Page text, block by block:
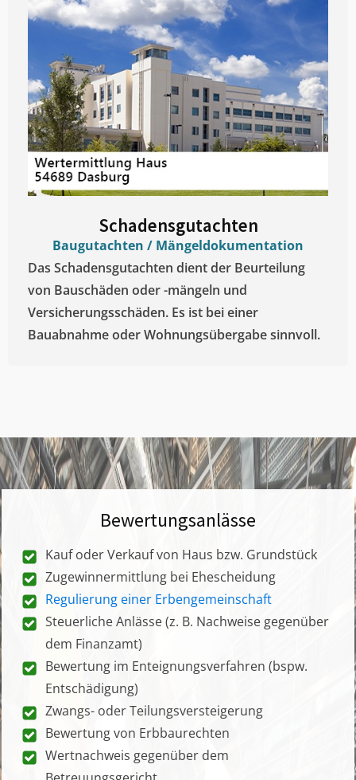
Schadensgutachten
Baugutachten / Mängeldokumentation
Das Schadensgutachten dient der Beurteilung
von Bauschäden oder -mängeln und
Versicherungsschäden. Es ist bei einer
Bauabnahme oder Wohnungsübergabe sinnvoll.
Bewertungsanlässe
Kauf oder Verkauf von Haus bzw. Grundstück
Zugewinnermittlung bei Ehescheidung
Regulierung einer Erbengemeinschaft
Steuerliche Anlässe (z. B. Nachweise gegenüber
dem Finanzamt)
Bewertung im Enteignungsverfahren (bspw.
Entschädigung)
Zwangs- oder Teilungsversteigerung
Bewertung von Erbbaurechten
Wertnachweis gegenüber dem